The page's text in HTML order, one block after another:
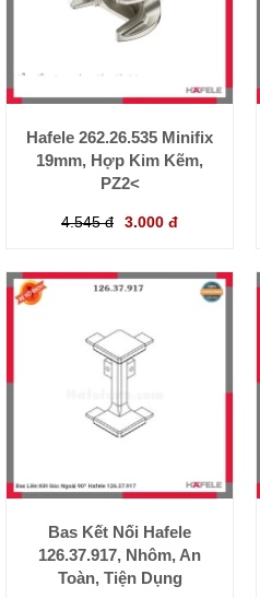
Hafele 262.26.535 Minifix
19mm, Hợp Kim Kẽm,
PZ2<
4.545 đ 3.000 đ
Bas Kết Nối Hafele
126.37.917, Nhôm, An
Toàn, Tiện Dụng